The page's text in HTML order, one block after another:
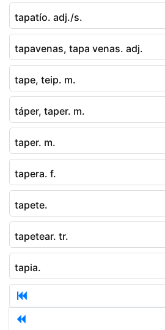
tapatío. adj./s.
tapavenas, tapa venas. adj.
tape, teip. m.
táper, taper. m.
taper. m.
tapera. f.
tapete.
tapetear. tr.
tapia.